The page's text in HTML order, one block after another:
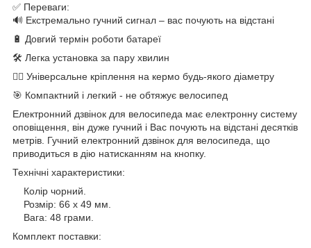
✅ Переваги:
🔊 Екстремально гучний сигнал – вас почують на відстані
🔋 Довгий термін роботи батареї
🛠 Легка установка за пару хвилин
🚴‍♂️ Універсальне кріплення на кермо будь-якого діаметру
🎯 Компактний і легкий - не обтяжує велосипед
Електронний дзвінок для велосипеда має електронну систему
оповіщення, він дуже гучний і Вас почують на відстані десятків
метрів. Гучний електронний дзвінок для велосипеда, що
приводиться в дію натисканням на кнопку.
Технічні характеристики:
Колір чорний.
Розмір: 66 х 49 мм.
Вага: 48 грами.
Комплект поставки: